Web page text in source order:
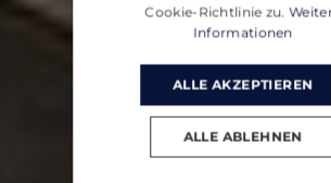
Cookie-Richtlinie zu.
Informationen
ALLE AKZEPTIEREN
ALLE ABLEHNEN